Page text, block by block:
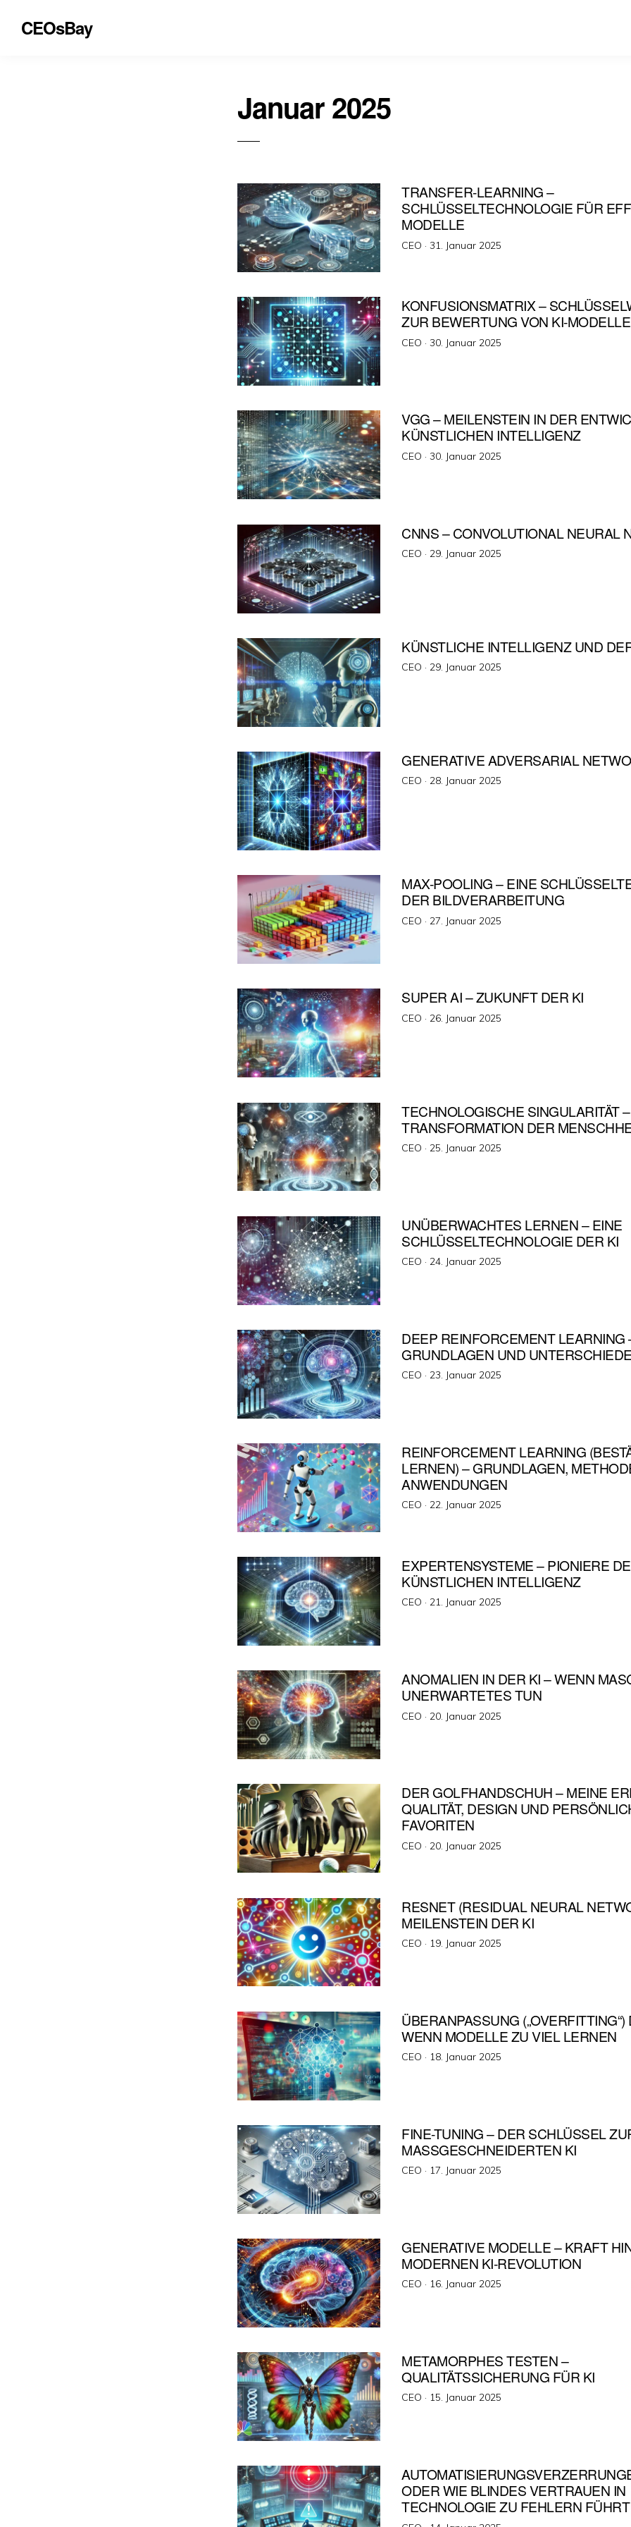
CEOsBay
Januar 2025
TRANSFER-LEARNING –
SCHLÜSSELTECHNOLOGIE FÜR
MODELLE
CEO ·Veröffentlicht
31. Januar 2025
KONFUSIONSMATRIX –
ZUR BEWERTUNG VON KI-
CEO ·Veröffentlicht
30. Januar 2025
VGG – MEILENSTEIN IN DER
KÜNSTLICHEN INTELLIGENZ
CEO ·Veröffentlicht
30. Januar 2025
CNNS – CONVOLUTIONAL NEURAL
CEO · Veröffentlicht
29. Januar 2025
KÜNSTLICHE INTELLIGENZ UND
CEO · Veröffentlicht
29. Januar 2025
GENERATIVE ADVERSARIAL
CEO · Veröffentlicht
28. Januar 2025
MAX-POOLING – EINE
DER BILDVERARBEITUNG
CEO · Veröffentlicht
27. Januar 2025
SUPER AI – ZUKUNFT DER KI
CEO · Veröffentlicht
26. Januar 2025
TECHNOLOGISCHE SINGULARITÄT –
TRANSFORMATION DER
CEO · Veröffentlicht
25. Januar 2025
UNÜBERWACHTES LERNEN – EINE
SCHLÜSSELTECHNOLOGIE DER KI
CEO · Veröffentlicht
24. Januar 2025
DEEP REINFORCEMENT LEARNING
GRUNDLAGEN UND
CEO · Veröffentlicht
23. Januar 2025
REINFORCEMENT LEARNING
LERNEN) – GRUNDLAGEN,
ANWENDUNGEN
CEO · Veröffentlicht
22. Januar 2025
EXPERTENSYSTEME – PIONIERE
KÜNSTLICHEN INTELLIGENZ
CEO · Veröffentlicht
21. Januar 2025
ANOMALIEN IN DER KI – WENN
UNERWARTETES TUN
CEO · Veröffentlicht
20. Januar 2025
DER GOLFHANDSCHUH – MEINE
QUALITÄT, DESIGN UND
FAVORITEN
CEO · Veröffentlicht
20. Januar 2025
RESNET (RESIDUAL NEURAL
MEILENSTEIN DER KI
CEO · Veröffentlicht
19. Januar 2025
ÜBERANPASSUNG („OVERFITTING“)
WENN MODELLE ZU VIEL LERNEN
CEO · Veröffentlicht
18. Januar 2025
FINE-TUNING – DER SCHLÜSSEL
MASSGESCHNEIDERTEN KI
CEO · Veröffentlicht
17. Januar 2025
GENERATIVE MODELLE – KRAFT
MODERNEN KI-REVOLUTION
CEO · Veröffentlicht
16. Januar 2025
METAMORPHES TESTEN –
QUALITÄTSSICHERUNG FÜR KI
CEO · Veröffentlicht
15. Januar 2025
ODER WIE BLINDES VERTRAUEN IN
TECHNOLOGIE ZU FEHLERN FÜHRT